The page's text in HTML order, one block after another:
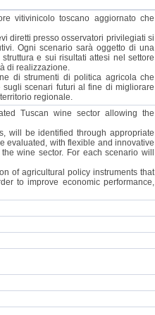
vitivinicolo toscano aggiornato che
diretti presso osservatori privilegiati si
Ogni scenario sarà oggetto di una
e sui risultati attesi nel settore
di realizzazione.
di strumenti di politica agricola che
scenari futuri al fine di migliorare
regionale.
Tuscan wine sector allowing the
will be identified through appropriate
evaluated, with flexible and innovative
wine sector. For each scenario will
of agricultural policy instruments that
to improve economic performance,